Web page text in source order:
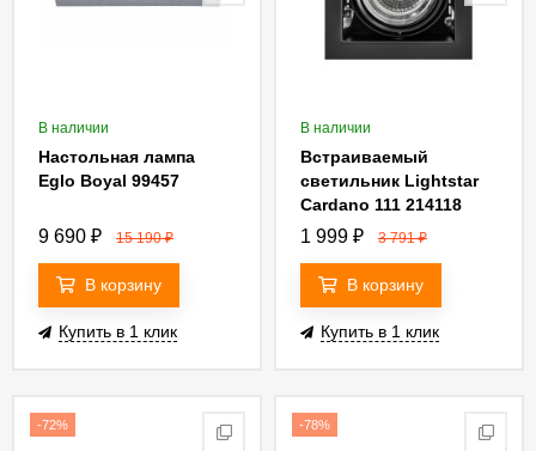
В наличии
Настольная лампа
Eglo Boyal 99457
9 690 ₽ 15 190₽
В корзину
Купить в 1 клик
В наличии
Встраиваемый
светильник Lightstar
Cardano 111 214118
1 999 ₽ 3 791₽
В корзину
Купить в 1 клик
-72% -78%